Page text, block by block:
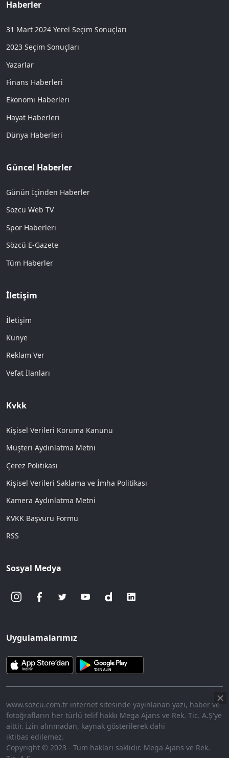
Haberler
31 Mart 2024 Yerel Seçim Sonuçları
2023 Seçim Sonuçları
Yazarlar
Finans Haberleri
Ekonomi Haberleri
Hayat Haberleri
Dünya Haberleri
Güncel Haberler
Günün İçinden Haberler
Sözcü Web TV
Spor Haberleri
Sözcü E-Gazete
Tüm Haberler
İletişim
İletişim
Künye
Reklam Ver
Vefat İlanları
Kvkk
Kişisel Verileri Koruma Kanunu
Müşteri Aydınlatma Metni
Çerez Politikası
Kişisel Verileri Saklama ve İmha Politikası
Kamera Aydınlatma Metni
KVKK Başvuru Formu
RSS
Sosyal Medya
Uygulamalarımız
www.sozcu.com.tr internet sitesinde yayınlanan yazı, haber ve
fotoğrafların her türlü telif hakkı Mega Ajans ve Rek. Tic. A.Ş'ye
aittir. İzin alınmadan, kaynak gösterilerek dahi
iktibas edilemez.
Copyright © 2023 - Tüm hakları saklıdır. Mega Ajans ve Rek.